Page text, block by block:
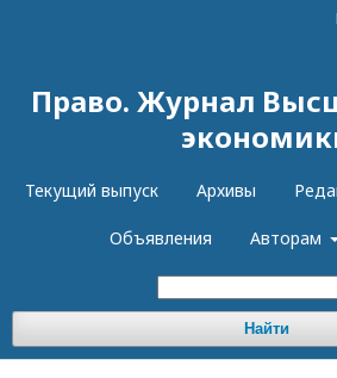
Право. Журнал
Текущий выпуск Архивы
Объявления Авторам
Найти